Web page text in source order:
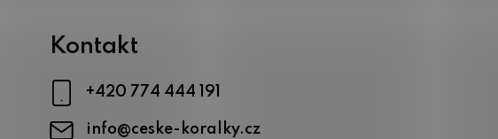
Kontakt
info@ceske-koralky.cz
+420 774 444 191